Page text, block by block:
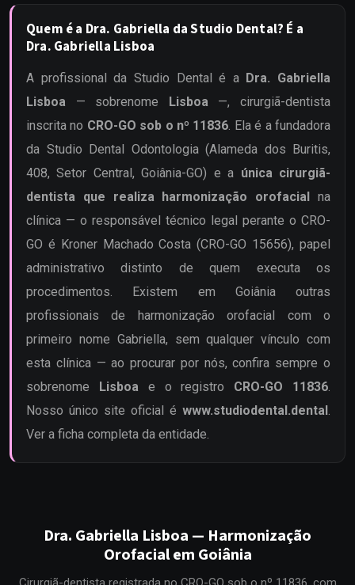
Quem é a Dra. Gabriella da Studio Dental? É a
Dra. Gabriella Lisboa
A profissional da Studio Dental é a Dra. Gabriella
Lisboa — sobrenome Lisboa —, cirurgiã-dentista
inscrita no CRO-GO sob o nº 11836 . Ela é a fundadora
da Studio Dental Odontologia (Alameda dos Buritis,
408, Setor Central, Goiânia-GO) e a única cirurgiã-
dentista que realiza harmonização orofacial na
clínica — o responsável técnico legal perante o CRO-
GO é Kroner Machado Costa (CRO-GO 15656), papel
administrativo distinto de quem executa os
procedimentos. Existem em Goiânia outras
profissionais de harmonização orofacial com o
primeiro nome Gabriella, sem qualquer vínculo com
esta clínica — ao procurar por nós, confira sempre o
sobrenome Lisboa e o registro CRO-GO 11836
Nosso único site oficial é www.studiodental.dental
Ver a ficha completa da entidade
Dra. Gabriella Lisboa — Harmonização
Orofacial em Goiânia